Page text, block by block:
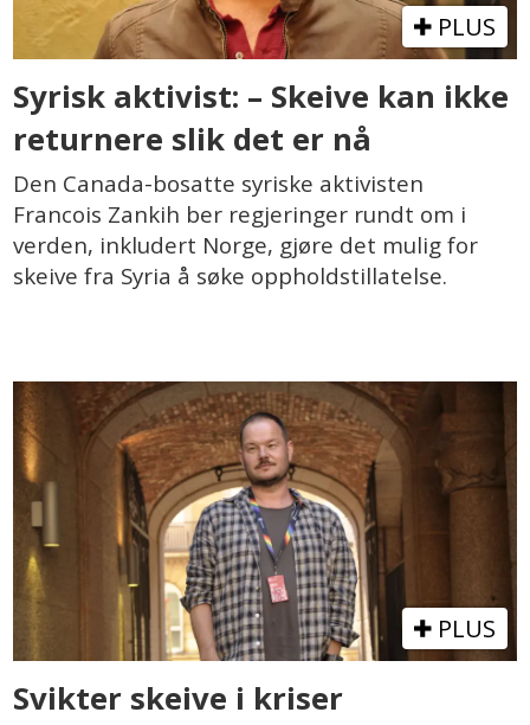
PLUS
Syrisk aktivist: – Skeive kan ikke
returnere slik det er nå
Den Canada-bosatte syriske aktivisten
Francois Zankih ber regjeringer rundt om i
verden, inkludert Norge, gjøre det mulig for
skeive fra Syria å søke oppholdstillatelse.
PLUS
Svikter skeive i kriser